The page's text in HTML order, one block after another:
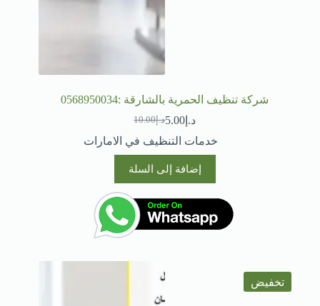
شركة تنظيف الحمرية بالشارقة :0568950034
د.إ10.00
السعر
الأصلي
هو:
د.إ 5.00السعر
الحالي
هو:
خدمات التنظيف في الامارات
إضافة إلى السلة
تخفيض